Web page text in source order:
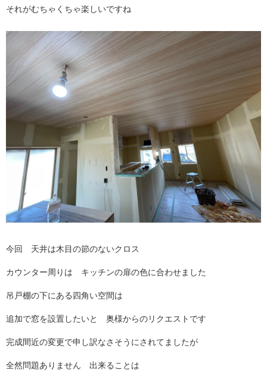
それがむちゃくちゃ楽しいですね
今回 天井は木目の節のないクロス
カウンター周りは キッチンの扉の色に合わせました
吊戸棚の下にある四角い空間は
追加で窓を設置したいと 奥様からのリクエストです
完成間近の変更で申し訳なさそうにされてましたが
全然問題ありません 出来ることは